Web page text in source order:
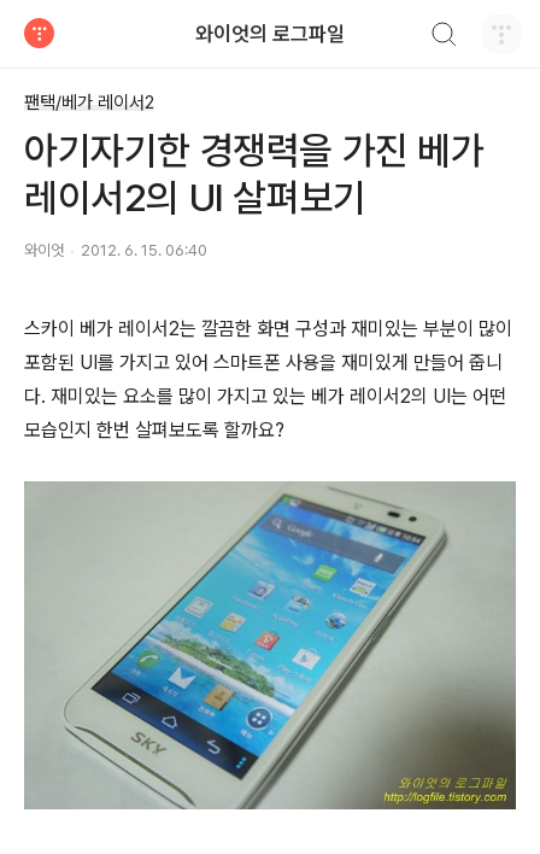
와이엇의 로그파일
팬택/베가 레이서2
아기자기한 경쟁력을 가진 베가
레이서2의 UI 살펴보기
와이엇 2012. 6. 15. 06:40
스카이 베가 레이서2는 깔끔한 화면 구성과 재미있는 부분이 많이
포함된 UI를 가지고 있어 스마트폰 사용을 재미있게 만들어 줍니
다. 재미있는 요소를 많이 가지고 있는 베가 레이서2의 UI는 어떤
모습인지 한번 살펴보도록 할까요?